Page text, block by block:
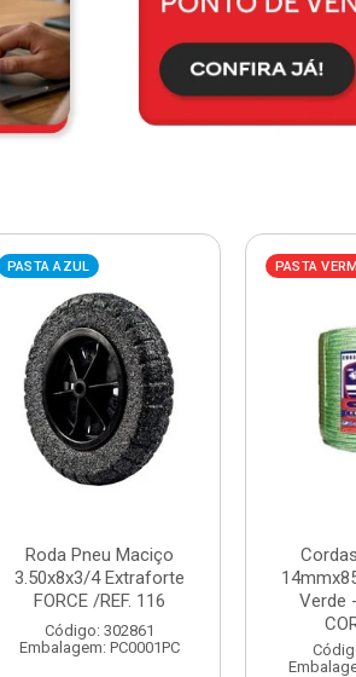
PASTA AZUL
Roda Pneu Maciço
3.50x8x3/4 Extraforte
FORCE /REF. 116
Código: 302861
Embalagem: PC0001PC
PASTA
Verde